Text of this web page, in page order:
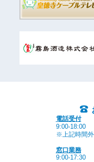
電話受付
9:00-18:00
※上記時間外
窓口業務
9:00-17:30